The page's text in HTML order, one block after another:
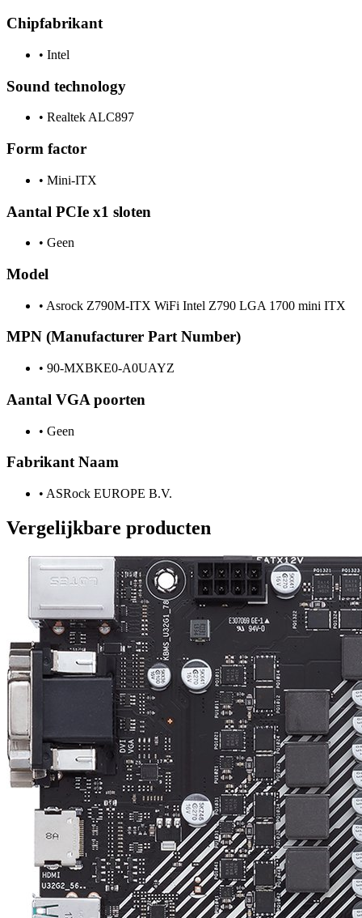
Chipfabrikant
• Intel
Sound technology
• Realtek ALC897
Form factor
• Mini-ITX
Aantal PCIe x1 sloten
• Geen
Model
• Asrock Z790M-ITX WiFi Intel Z790 LGA 1700 mini ITX
MPN (Manufacturer Part Number)
• 90-MXBKE0-A0UAYZ
Aantal VGA poorten
• Geen
Fabrikant Naam
• ASRock EUROPE B.V.
Vergelijkbare producten